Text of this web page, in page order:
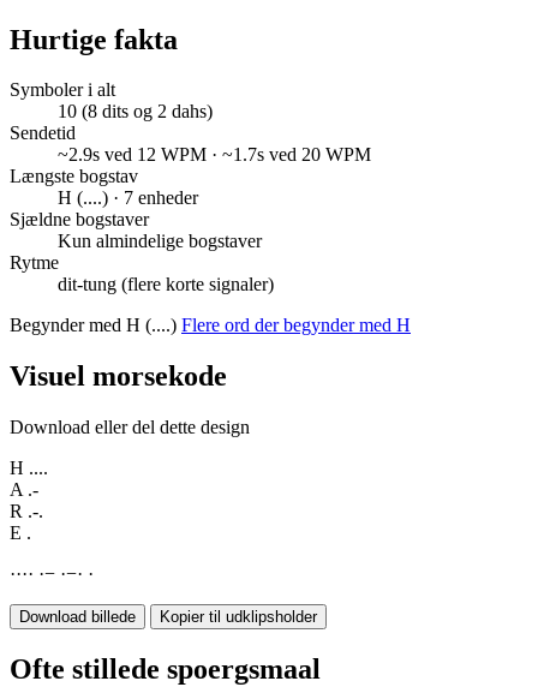
Hurtige fakta
Symboler i alt
10 (8 dits og 2 dahs)
Sendetid
~2.9s ved 12 WPM · ~1.7s ved 20 WPM
Længste bogstav
H (....) · 7 enheder
Sjældne bogstaver
Kun almindelige bogstaver
Rytme
dit-tung (flere korte signaler)
Begynder med H (....) Flere ord der begynder med H
Visuel morsekode
Download eller del dette design
H ....
A .-
R .-.
E .
···· ·− ·−· ·
Download billede Kopier til udklipsholder
Ofte stillede spoergsmaal